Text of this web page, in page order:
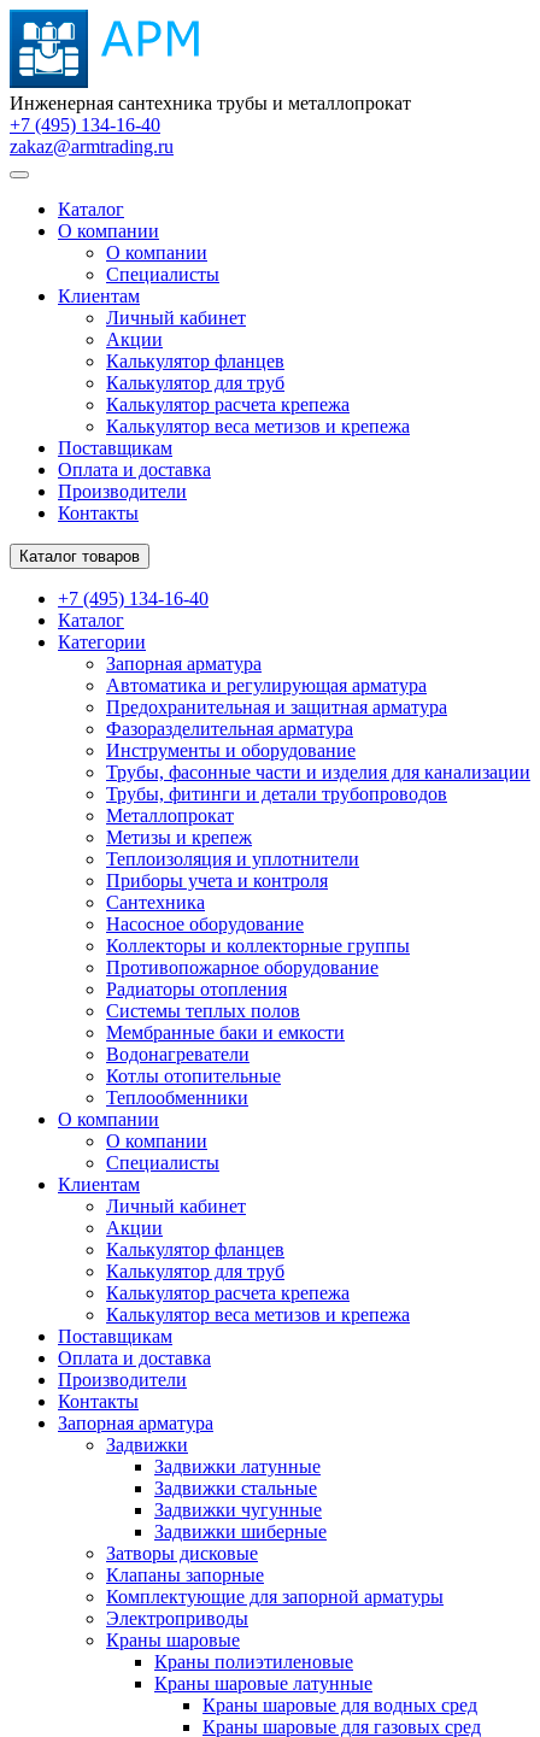
Инженерная сантехника трубы и металлопрокат
+7 (495) 134-16-40
zakaz@armtrading.ru
Каталог
О компании
О компании
Специалисты
Клиентам
Личный кабинет
Акции
Калькулятор фланцев
Калькулятор для труб
Калькулятор расчета крепежа
Калькулятор веса метизов и крепежа
Поставщикам
Оплата и доставка
Производители
Контакты
Каталог товаров
+7 (495) 134-16-40
Каталог
Категории
Запорная арматура
Автоматика и регулирующая арматура
Предохранительная и защитная арматура
Фазоразделительная арматура
Инструменты и оборудование
Трубы, фасонные части и изделия для канализации
Трубы, фитинги и детали трубопроводов
Металлопрокат
Метизы и крепеж
Теплоизоляция и уплотнители
Приборы учета и контроля
Сантехника
Насосное оборудование
Коллекторы и коллекторные группы
Противопожарное оборудование
Радиаторы отопления
Системы теплых полов
Мембранные баки и емкости
Водонагреватели
Котлы отопительные
Теплообменники
О компании
О компании
Специалисты
Клиентам
Личный кабинет
Акции
Калькулятор фланцев
Калькулятор для труб
Калькулятор расчета крепежа
Калькулятор веса метизов и крепежа
Поставщикам
Оплата и доставка
Производители
Контакты
Запорная арматура
Задвижки
Задвижки латунные
Задвижки стальные
Задвижки чугунные
Задвижки шиберные
Затворы дисковые
Клапаны запорные
Комплектующие для запорной арматуры
Электроприводы
Краны шаровые
Краны полиэтиленовые
Краны шаровые латунные
Краны шаровые для водных сред
Краны шаровые для газовых сред